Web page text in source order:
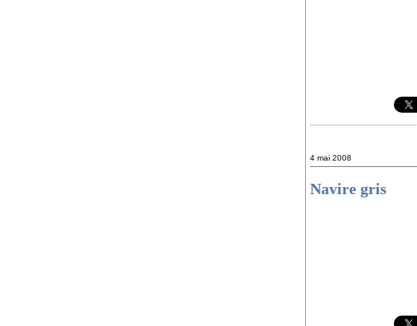
4 mai 2008
Navire gris